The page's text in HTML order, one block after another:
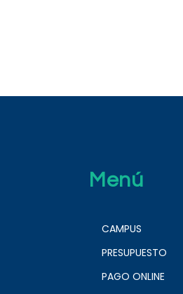
Menú
CAMPUS
PRESUPUESTO
PAGO ONLINE